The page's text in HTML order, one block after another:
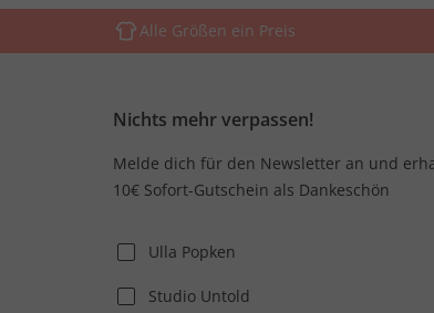
Alle Größen ein Preis
Nichts mehr verpassen!
Melde dich für den Newsletter an und
10€ Sofort-Gutschein als Dankeschön
Ulla Popken
Studio Untold